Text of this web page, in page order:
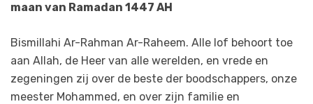
maan van Ramadan 1447 AH
Bismillahi Ar-Rahman Ar-Raheem. Alle lof behoort toe
aan Allah, de Heer van alle werelden, en vrede en
zegeningen zij over de beste der boodschappers, onze
meester Mohammed, en over zijn familie en